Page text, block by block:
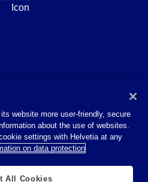
website more user-friendly, secure
about the use of websites.
settings with Helvetia at any
on data protection
All Cookies